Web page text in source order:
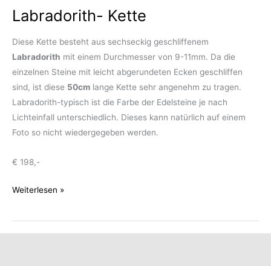
Labradorith- Kette
Diese Kette besteht aus sechseckig geschliffenem
Labradorith mit einem Durchmesser von 9-11mm. Da die
einzelnen Steine mit leicht abgerundeten Ecken geschliffen
sind, ist diese 50cm lange Kette sehr angenehm zu tragen.
Labradorith-typisch ist die Farbe der Edelsteine je nach
Lichteinfall unterschiedlich. Dieses kann natürlich auf einem
Foto so nicht wiedergegeben werden.
€ 198,-
Labradorith-
Weiterlesen »